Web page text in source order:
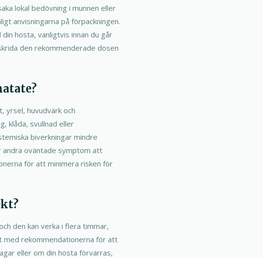
lokal bedövning i munnen eller
anvisningarna på förpackningen.
hosta, vanligtvis innan du går
den rekommenderade dosen
yrsel, huvudvärk och
klåda, svullnad eller
biverkningar mindre
andra oväntade symptom att
för att minimera risken för
den kan verka i flera timmar,
med rekommendationerna för att
eller om din hosta förvärras,